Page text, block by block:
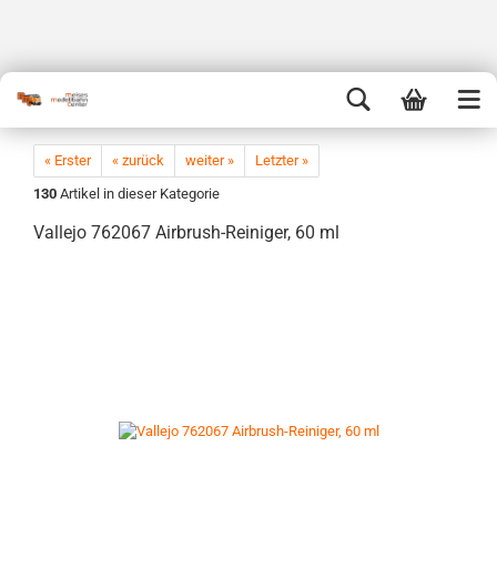
« Erster « zurück weiter »
Letzter »
130 Artikel in dieser Kategorie
Vallejo 762067 Airbrush-Reiniger, 60 ml